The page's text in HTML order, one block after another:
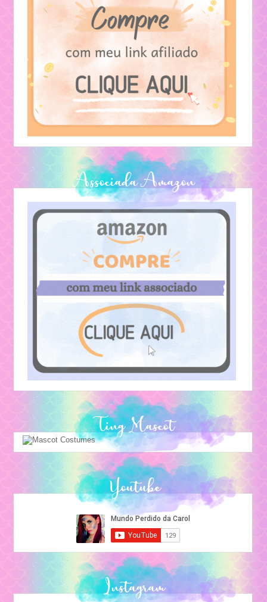
No YouTube
Livros
Textos Pessoais
Lendas
Associada Amazon
Ting Mascot
Youtube
Instagram